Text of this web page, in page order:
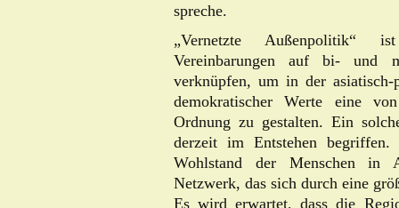
spreche.
„Vernetzte Außenpolitik“
Vereinbarungen auf bi- und
verknüpfen, um in der
demokratischer Werte eine
Ordnung zu gestalten. Ein
derzeit im Entstehen
Wohlstand der Menschen in
Netzwerk, das sich durch eine
Es wird erwartet, dass die